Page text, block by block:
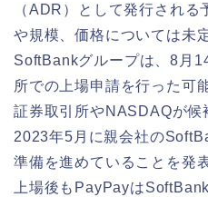
（ADR）として発行され
や規模、価格については未
SoftBankグループは、8月
所での上場申請を行った可
証券取引所やNASDAQが候
2023年5月に親会社の
準備を進めていることを発
上場後もPayPayは